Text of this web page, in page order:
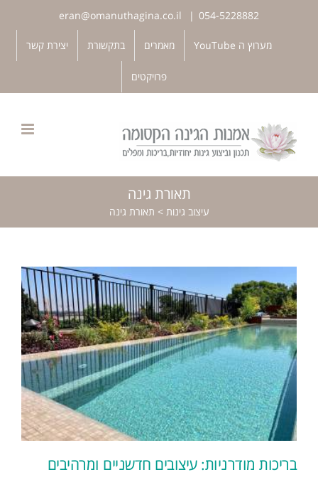
פתח סרגל נגישות
054-5228882
|
מערוץ ה YouTube מאמרים בתקשורת יצירת קשר
פרויקטים
תאורת גינה
עיצוב גינות > תאורת גינה
בריכות מודרניות: עיצובים חדשניים ומרהיבים